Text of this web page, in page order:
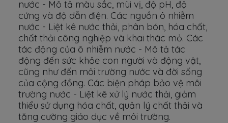
nước - Mô tả màu sắc, mùi vị, độ pH, độ
cứng và độ dẫn điện. Các nguồn ô nhiễm
nước - Liệt kê nước thải, phân bón, hóa chất,
chất thải công nghiệp và khai thác mỏ. Các
tác động của ô nhiễm nước - Mô tả tác
động đến sức khỏe con người và động vật,
cũng như đến môi trường nước và đời sống
của cộng đồng. Các biện pháp bảo vệ môi
trường nước - Liệt kê xử lý nước thải, giảm
thiểu sử dụng hóa chất, quản lý chất thải và
tăng cường giáo dục về môi trường.